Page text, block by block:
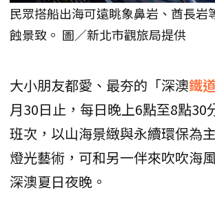
民眾搭船出海可遠眺象鼻岩、酋長岩
蝕景致。 圖／新北市觀旅局提供
大小朋友都愛、最夯的「深澳鐵
月30日止，每日晚上6點至8點30
班次，以山海景緻與永續環保為
燈光藝術，可和另一伴來吹吹海
深澳夏日夜晚。